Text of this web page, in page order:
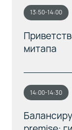
13:50-14:00
митапа
14:00-14:30